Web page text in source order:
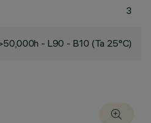
3
- L90 - B10 (Ta 25°C)